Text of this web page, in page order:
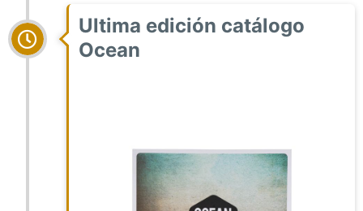
Ultima edición catálogo
Ocean